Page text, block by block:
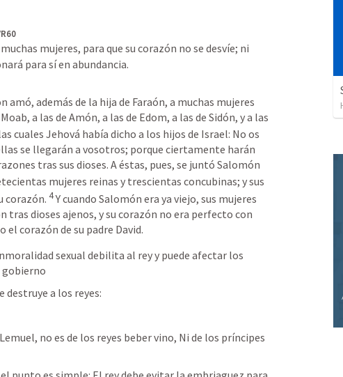
mujeres, para que su corazón no se desvíe; ni
para sí en abundancia.
amó, además de la hija de Faraón, a muchas mujeres
a las de Amón, a las de Edom, a las de Sidón, y a las
cuales Jehová había dicho a los hijos de Israel: No os
se llegarán a vosotros; porque ciertamente harán
tras sus dioses. A éstas, pues, se juntó Salomón
mujeres reinas y trescientas concubinas; y sus
corazón. 4 Y cuando Salomón era ya viejo, sus mujeres
tras dioses ajenos, y su corazón no era perfecto con
el corazón de su padre David.
sexual debilita al rey y puede afectar los
gobierno
destruye a los reyes:
no es de los reyes beber vino, Ni de los príncipes